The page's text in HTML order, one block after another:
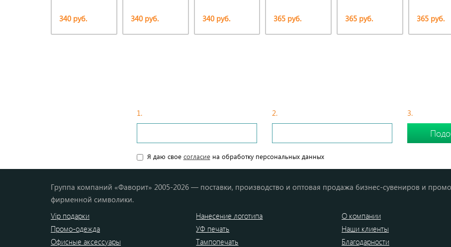
340 руб. 340 руб. 340 руб. 365 руб. 365 руб. 365 руб.
1.Введите ваши данные 2.С Вами свяжется менеджер 3.
Я даю свое согласиена обработку персональных данных
Группа компаний «Фаворит» 2005-2026 — поставки, производство и оптовая продажа бизнес-сувениров и
фирменной символики.
Vip подарки
Промо-одежда
Офисные аксессуары
Нанесение логотипа
УФ печать
Тампопечать
О компании
Наши клиенты
Благодарности